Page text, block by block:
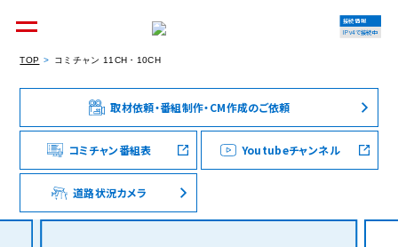
個人のお客様 集合住宅オーナーの方
法人のお客様 料金シミュレーション
接続情報
IPv4で接続中
TOP コミチャン 11CH・10CH
取材依頼・番組制作・CM作成のご依頼
コミチャン番組表 Youtubeチャンネル
道路状況カメラ